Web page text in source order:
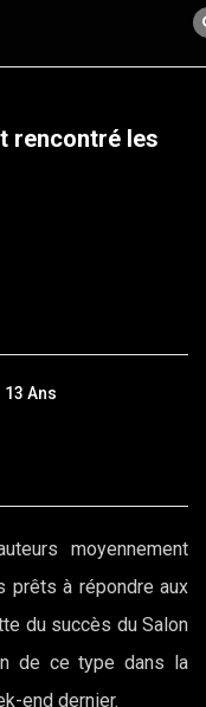
rencontré les
13 Ans
moyennement
prêts à répondre aux
du succès du Salon
de ce type dans la
end dernier.